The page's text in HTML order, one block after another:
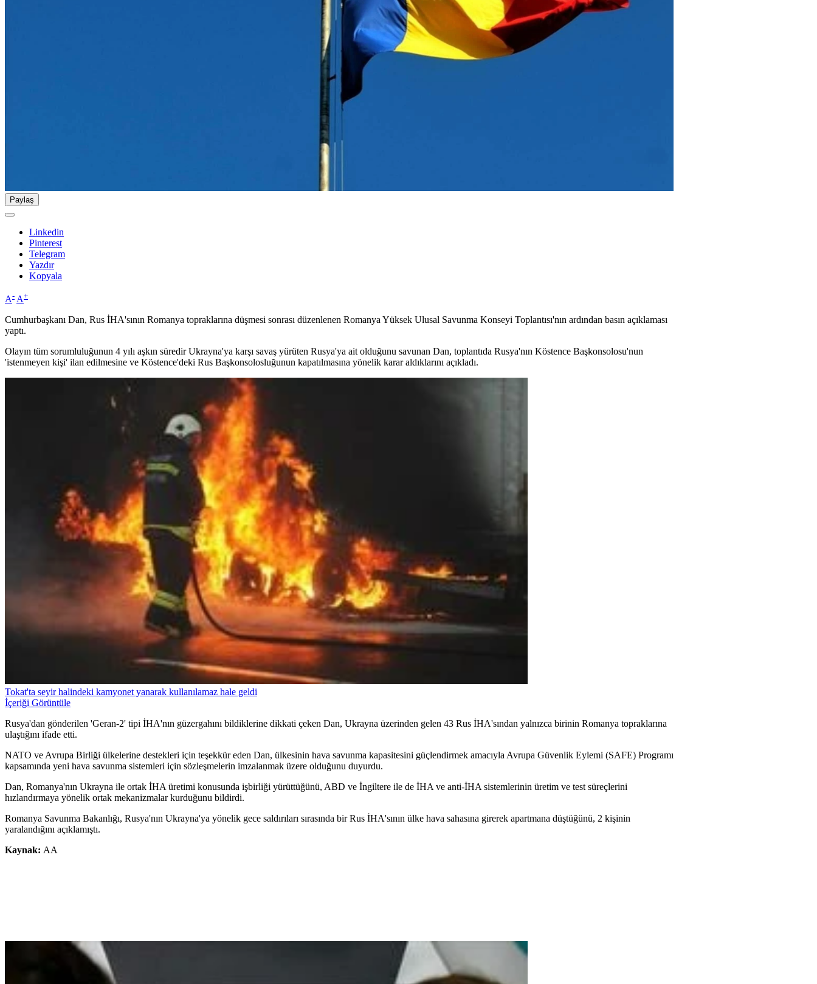
Paylaş
Linkedin
Pinterest
Telegram
Yazdır
Kopyala
A- A+
Cumhurbaşkanı Dan, Rus İHA'sının Romanya topraklarına düşmesi sonrası düzenlenen Romanya Yüksek Ulusal Savunma Konseyi Toplantısı'nın ardından basın açıklaması
yaptı.
Olayın tüm sorumluluğunun 4 yılı aşkın süredir Ukrayna'ya karşı savaş yürüten Rusya'ya ait olduğunu savunan Dan, toplantıda Rusya'nın Köstence Başkonsolosu'nun
'istenmeyen kişi' ilan edilmesine ve Köstence'deki Rus Başkonsolosluğunun kapatılmasına yönelik karar aldıklarını açıkladı.
Tokat'ta seyir halindeki kamyonet yanarak kullanılamaz hale geldi
İçeriği Görüntüle
Rusya'dan gönderilen 'Geran-2' tipi İHA'nın güzergahını bildiklerine dikkati çeken Dan, Ukrayna üzerinden gelen 43 Rus İHA'sından yalnızca birinin Romanya topraklarına
ulaştığını ifade etti.
NATO ve Avrupa Birliği ülkelerine destekleri için teşekkür eden Dan, ülkesinin hava savunma kapasitesini güçlendirmek amacıyla Avrupa Güvenlik Eylemi (SAFE) Programı
kapsamında yeni hava savunma sistemleri için sözleşmelerin imzalanmak üzere olduğunu duyurdu.
Dan, Romanya'nın Ukrayna ile ortak İHA üretimi konusunda işbirliği yürüttüğünü, ABD ve İngiltere ile de İHA ve anti-İHA sistemlerinin üretim ve test süreçlerini
hızlandırmaya yönelik ortak mekanizmalar kurduğunu bildirdi.
Romanya Savunma Bakanlığı, Rusya'nın Ukrayna'ya yönelik gece saldırıları sırasında bir Rus İHA'sının ülke hava sahasına girerek apartmana düştüğünü, 2 kişinin
yaralandığını açıklamıştı.
Kaynak: AA